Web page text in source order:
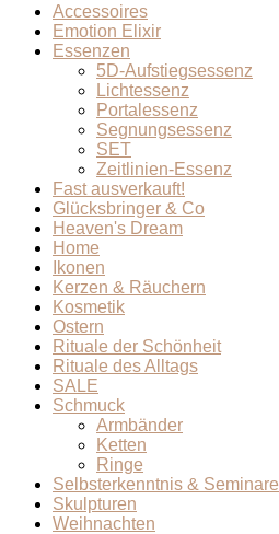
Accessoires
Emotion Elixir
Essenzen
5D-Aufstiegsessenz
Lichtessenz
Portalessenz
Segnungsessenz
SET
Zeitlinien-Essenz
Fast ausverkauft!
Glücksbringer & Co
Heaven's Dream
Home
Ikonen
Kerzen & Räuchern
Kosmetik
Ostern
Rituale der Schönheit
Rituale des Alltags
SALE
Schmuck
Armbänder
Ketten
Ringe
Selbsterkenntnis & Seminare
Skulpturen
Weihnachten